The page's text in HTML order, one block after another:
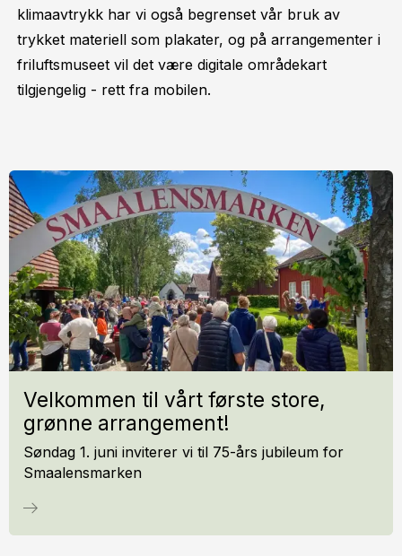
klimaavtrykk har vi også begrenset vår bruk av
trykket materiell som plakater, og på arrangementer i
friluftsmuseet vil det være digitale områdekart
tilgjengelig - rett fra mobilen.
Vel­kom­men til vårt førs­te store,
grøn­ne ar­ran­ge­ment!
Søndag 1. juni inviterer vi til 75-års jubileum for
Smaalensmarken